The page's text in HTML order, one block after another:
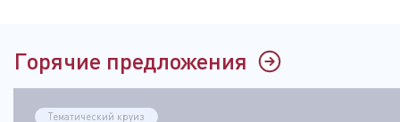
Горячие предложения
Тематический круиз